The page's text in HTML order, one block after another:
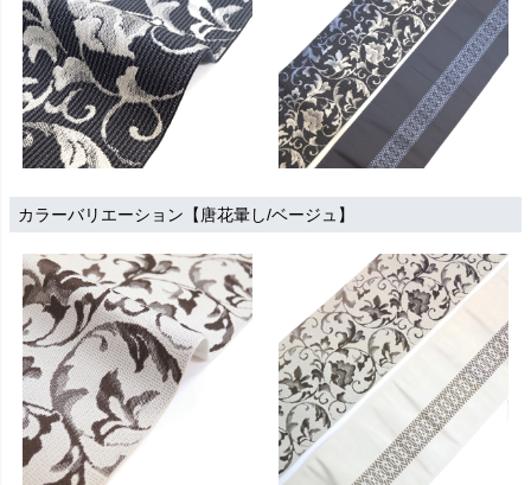
カラーバリエーション【唐花暈し/ベージュ】